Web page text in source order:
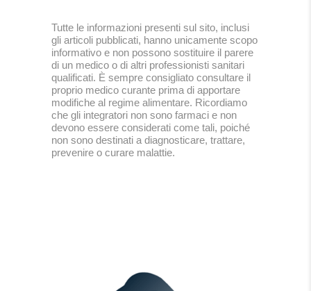
Tutte le informazioni presenti sul sito, inclusi
gli articoli pubblicati, hanno unicamente scopo
informativo e non possono sostituire il parere
di un medico o di altri professionisti sanitari
qualificati. È sempre consigliato consultare il
proprio medico curante prima di apportare
modifiche al regime alimentare. Ricordiamo
che gli integratori non sono farmaci e non
devono essere considerati come tali, poiché
non sono destinati a diagnosticare, trattare,
prevenire o curare malattie.